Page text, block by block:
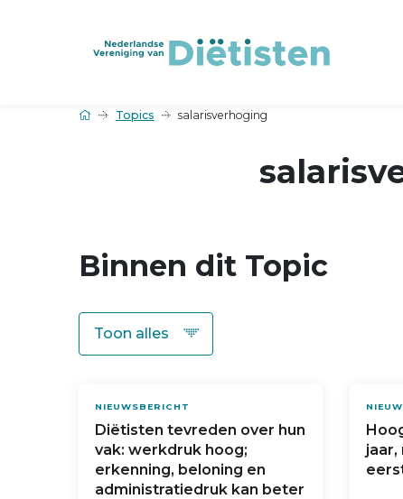
Topics salarisverhoging
Binnen dit Topic
NIEUWSBERICHT
Diëtisten tevreden over hun
vak: werkdruk hoog;
erkenning, beloning en
administratiedruk kan beter
jaar,